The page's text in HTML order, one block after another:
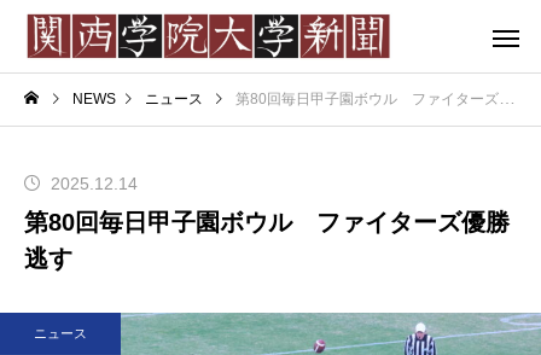
NEWS ニュース 第80回毎日甲子園ボウル ファイターズ優勝逃す
2025.12.14
第80回毎日甲子園ボウル ファイターズ優勝
逃す
ニュース